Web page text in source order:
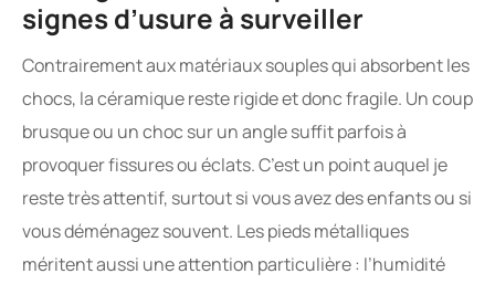
signes d’usure à surveiller
Contrairement aux matériaux souples qui absorbent les
chocs, la céramique reste rigide et donc fragile. Un coup
brusque ou un choc sur un angle suffit parfois à
provoquer fissures ou éclats. C’est un point auquel je
reste très attentif, surtout si vous avez des enfants ou si
vous déménagez souvent. Les pieds métalliques
méritent aussi une attention particulière : l’humidité